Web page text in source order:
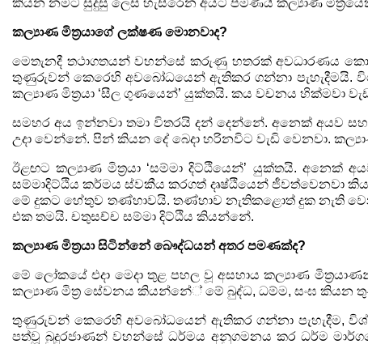
කල්‍යාණ මිත්‍රයාගේ ලක්ෂණ මොනවාද?
මෙතැනදී තථාගතයන් වහන්සේ කරුණු හතරක් අවධාරණය
තුණුරුවන් කෙරෙහි අවබෝධයෙන් ඇතිකර ගන්නා පැහැදීමයි.
කල්‍යාණ මිත්‍රයා ‘සීල ගුණයෙන්’ යුක්තයි. කය වචනය හික්මවා
සමහර අය ඉන්නවා තමා විතරයි දන් දෙන්නේ. අනෙක් අයව
උදා වෙන්නේ. පින් කියන දේ බෙදා හරිනවිට වැඩි වෙනවා.
ඊළඟට කල්‍යාණ මිත්‍රයා ‘සම්මා දිට්ඨියෙන්’ යුක්තයි. අනෙක්
සම්මාදිට්ඨිය කර්මය ස්වකීය කරගත් දෘෂ්ඨියෙන් ජීවත්වෙනවා
මේ දුකට හේතුව තණ්හාවයි. තණ්හාව නැතිකළොත් දුක නැති
එක තමයි. චතුසච්ච සම්මා දිට්ඨිය කියන්නේ.
කල්‍යාණ මිත්‍රයා සිටින්නේ බෞද්ධයන් අතර පමණක්ද?
මේ ලෝකයේ එදා මෙදා තුළ පහල වූ අසහාය කල්‍යාණ
කල්‍යාණ මිත්‍ර සේවනය කියන්නේ් මේ බුද්ධ,ධම්ම,සංඝ කියන
තුණුරුවන් කෙරෙහි අවබෝධයෙන් ඇතිකර ගන්නා පැහැදීම,
පත්වූ බුදුරජාණන් වහන්සේ ධර්මය අනුගමනය කර ධර්ම